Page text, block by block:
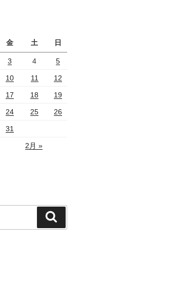
金 土 日
3 4 5
10 11 12
17 18 19
24 25 26
31
2月 »
索